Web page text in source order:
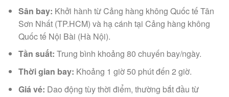
Sân bay: Khởi hành từ Cảng hàng không Quốc tế Tân
Sơn Nhất (TP.HCM) và hạ cánh tại Cảng hàng không
Quốc tế Nội Bài (Hà Nội).
Tần suất: Trung bình khoảng 80 chuyến bay/ngày.
Thời gian bay: Khoảng 1 giờ 50 phút đến 2 giờ.
Giá vé: Dao động tùy thời điểm, thường bắt đầu từ